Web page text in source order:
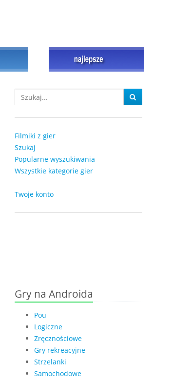
Filmiki z gier
Szukaj
Popularne wyszukiwania
Wszystkie kategorie gier
Twoje konto
Gry na Androida
Pou
Logiczne
Zręcznościowe
Gry rekreacyjne
Strzelanki
Samochodowe